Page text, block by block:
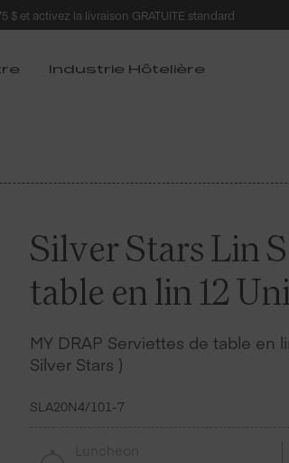
$ et activez la livraison GRATUITE standard
Industrie Hôtelière
Silver Stars Lin
table en lin 12
MY DRAP Serviettes de table en
Silver Stars )
SLA20N4/101-7